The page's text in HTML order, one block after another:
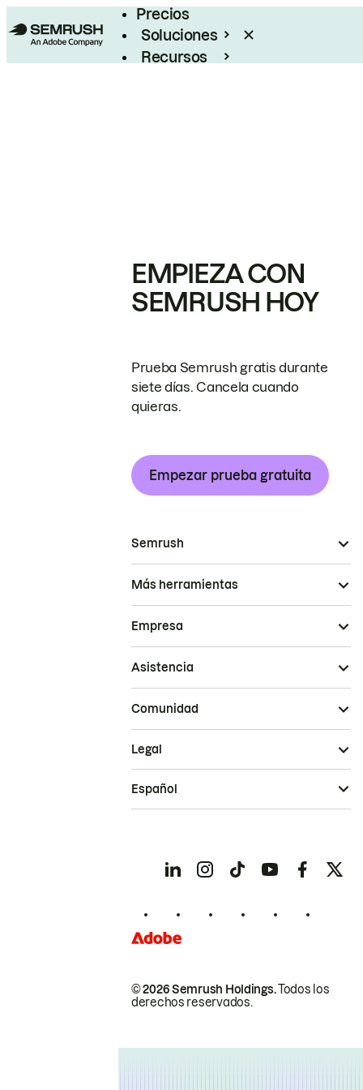
Precios
Soluciones
Recursos
EMPIEZA CON
SEMRUSH HOY
Prueba Semrush gratis durante
siete días. Cancela cuando
quieras.
Empezar prueba gratuita
Semrush
Más herramientas
Empresa
Asistencia
Comunidad
© 2026 Semrush Holdings.Todos los
derechos reservados.
Legal
Español